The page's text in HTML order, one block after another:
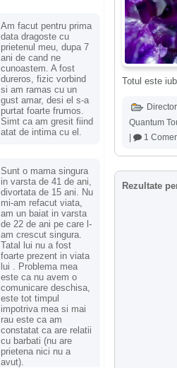
Am facut pentru prima
data dragoste cu
prietenul meu, dupa 7
ani de cand ne
cunoastem. A fost
dureros, fizic vorbind
si am ramas cu un
gust amar, desi el s-a
purtat foarte frumos.
Simt ca am gresit fiind
atat de intima cu el.
Sunt o mama singura
in varsta de 41 de ani,
divortata de 15 ani. Nu
mi-am refacut viata,
am un baiat in varsta
de 22 de ani pe care l-
am crescut singura.
Tatal lui nu a fost
foarte prezent in viata
lui . Problema mea
este ca nu avem o
comunicare deschisa,
este tot timpul
impotriva mea si mai
rau este ca am
constatat ca are relatii
cu barbati (nu are
prietena nici nu a
avut).
Totul este
Quantum
1
Rezultate